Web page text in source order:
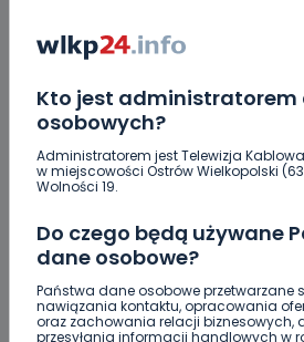
Kto jest administratorem
osobowych?
Administratorem jest Telewizja
w miejscowości Ostrów Wielkopolski
Wolności 19.
Do czego będą używane
dane osobowe?
Państwa dane osobowe przetwarzane
nawiązania kontaktu, opracowania
oraz zachowania relacji biznesowych,
przesyłania informacji handlowych w
KORONAWIRUS
KULTURA I
SYGNALE
OPINIE POLITYKA
ŚRODOWISKO
WASZE INFO
WYWIADY
ZDROWIE